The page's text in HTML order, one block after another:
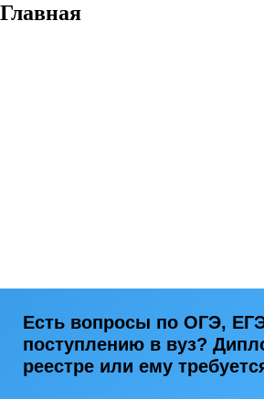
Главная
Есть вопросы по ОГЭ,
поступлению в вуз?
реестре или ему